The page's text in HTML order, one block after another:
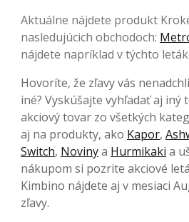
Aktuálne nájdete produkt
nasledujúcich obchodoch:
nájdete napríklad v týchto
Hovoríte, že zľavy vás
iné? Vyskúšajte vyhľadať aj iný
akciový tovar zo všetkých
aj na produkty, ako Kapor,
Switch, Novinya Hurmikaki a
nákupom si pozrite akciové
Kimbino nájdete aj v mesiaci
zľavy.